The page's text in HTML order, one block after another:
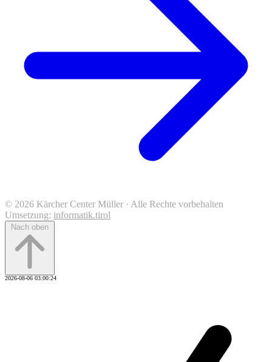
© 2026 Kärcher Center Müller · Alle Rechte vorbehalten
Umsetzung: informatik.tirol
Nach oben
2026-08-06 03:00:24